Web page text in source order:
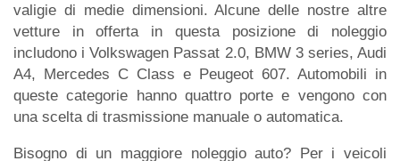
valigie di medie dimensioni. Alcune delle nostre altre
vetture in offerta in questa posizione di noleggio
includono i Volkswagen Passat 2.0, BMW 3 series, Audi
A4, Mercedes C Class e Peugeot 607. Automobili in
queste categorie hanno quattro porte e vengono con
una scelta di trasmissione manuale o automatica.
Bisogno di un maggiore noleggio auto? Per i veicoli